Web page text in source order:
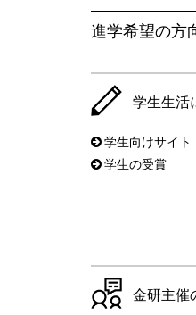
進学希望の方
学生生活
学生向けサイト
学生の受賞
金研主催